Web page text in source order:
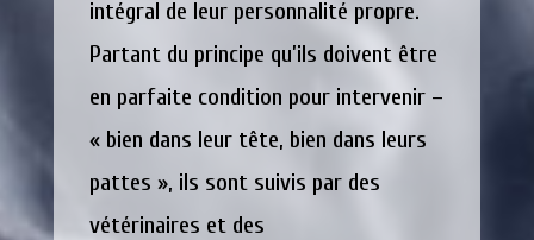
intégral de leur personnalité propre.
Partant du principe qu’ils doivent être
en parfaite condition pour intervenir –
« bien dans leur tête, bien dans leurs
pattes », ils sont suivis par des
vétérinaires et des